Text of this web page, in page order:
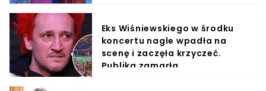
Eks Wiśniewskiego w środku
koncertu nagle wpadła na
scenę i zaczęła krzyczeć.
Publika zamarła